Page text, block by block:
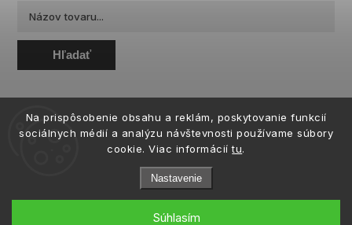
Na prispôsobenie obsahu a reklám, poskytovanie funkcií
sociálnych médií a analýzu návštevnosti používame súbory
cookie. Viac informáciítu.
Nastavenie
Súhlasím
Hľadať